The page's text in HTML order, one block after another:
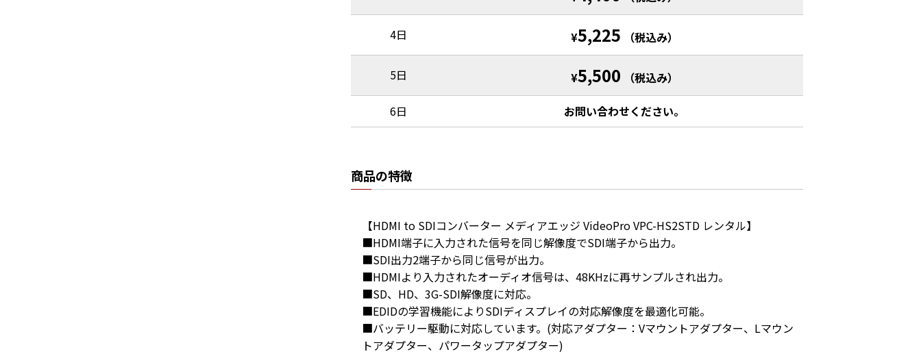
4日 ¥5,225 （税込み）
5日 ¥5,500 （税込み）
6日 お問い合わせください。
商品の特徴
【HDMI to SDIコンバーター メディアエッジ VideoPro VPC-HS2STD レンタル】
■HDMI端子に入力された信号を同じ解像度でSDI端子から出力。
■SDI出力2端子から同じ信号が出力。
■HDMIより入力されたオーディオ信号は、48KHzに再サンプルされ出力。
■SD、HD、3G-SDI解像度に対応。
■EDIDの学習機能によりSDIディスプレイの対応解像度を最適化可能。
■バッテリー駆動に対応しています。(対応アダプター：Vマウントアダプター、Lマウン
トアダプター、パワータップアダプター)